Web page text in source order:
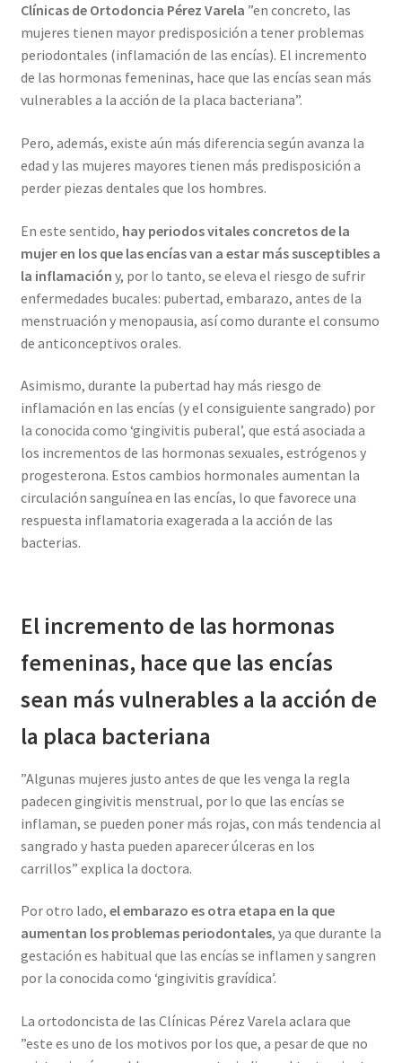
Clínicas de Ortodoncia Pérez Varela ”en concreto, las
mujeres tienen mayor predisposición a tener problemas
periodontales (inflamación de las encías). El incremento
de las hormonas femeninas, hace que las encías sean más
vulnerables a la acción de la placa bacteriana”.
Pero, además, existe aún más diferencia según avanza la
edad y las mujeres mayores tienen más predisposición a
perder piezas dentales que los hombres.
En este sentido, hay periodos vitales concretos de la
mujer en los que las encías van a estar más susceptibles a
la inflamación y, por lo tanto, se eleva el riesgo de sufrir
enfermedades bucales: pubertad, embarazo, antes de la
menstruación y menopausia, así como durante el consumo
de anticonceptivos orales.
Asimismo, durante la pubertad hay más riesgo de
inflamación en las encías (y el consiguiente sangrado) por
la conocida como ‘gingivitis puberal’, que está asociada a
los incrementos de las hormonas sexuales, estrógenos y
progesterona. Estos cambios hormonales aumentan la
circulación sanguínea en las encías, lo que favorece una
respuesta inflamatoria exagerada a la acción de las
bacterias.
El incremento de las hormonas
femeninas, hace que las encías
sean más vulnerables a la acción de
la placa bacteriana
”Algunas mujeres justo antes de que les venga la regla
padecen gingivitis menstrual, por lo que las encías se
inflaman, se pueden poner más rojas, con más tendencia al
sangrado y hasta pueden aparecer úlceras en los
carrillos” explica la doctora.
Por otro lado, el embarazo es otra etapa en la que
aumentan los problemas periodontales, ya que durante la
gestación es habitual que las encías se inflamen y sangren
por la conocida como ‘gingivitis gravídica’.
La ortodoncista de las Clínicas Pérez Varela aclara que
”este es uno de los motivos por los que, a pesar de que no